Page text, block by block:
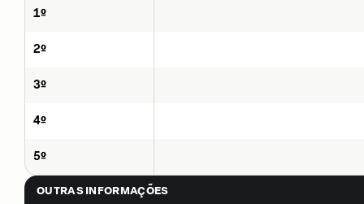
1º
2º
3º
4º
5º
OUTRAS INFORMAÇÕES